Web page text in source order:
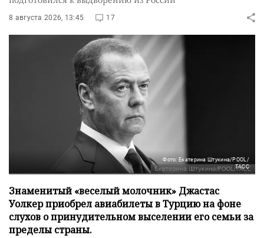
8 августа 2026, 13:45 17
Фото: Екатерина Штукина/POOL/
ТАСС
Знаменитый «веселый молочник» Джастас
Уолкер приобрел авиабилеты в Турцию на фоне
слухов о принудительном выселении его семьи за
пределы страны.